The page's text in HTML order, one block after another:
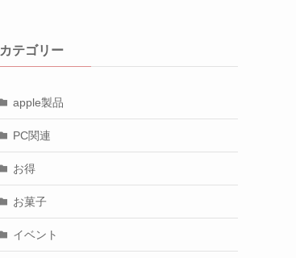
カテゴリー
apple製品
PC関連
お得
お菓子
イベント